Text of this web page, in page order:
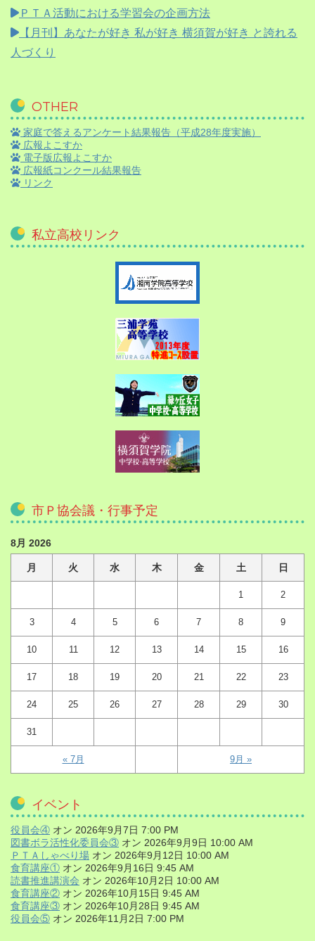
ＰＴＡ活動における学習会の企画方法
【月刊】 あなたが好き 私が好き 横須賀が好き と誇れる
人づくり
OTHER
家庭で答えるアンケート結果報告（平成28年度実施）
広報よこすか
電子版広報よこすか
広報紙コンクール結果報告
リンク
私立高校リンク
市Ｐ協会議・行事予定
8月 2026
月 火 水 木 金 土 日
1 2
3 4 5 6 7 8 9
10 11 12 13 14 15 16
17 18 19 20 21 22 23
24 25 26 27 28 29 30
31
« 7月 9月 »
イベント
役員会④ オン 2026年9月7日 7:00 PM
図書ボラ活性化委員会③ オン 2026年9月9日 10:00 AM
ＰＴＡしゃべり場 オン 2026年9月12日 10:00 AM
食育講座① オン 2026年9月16日 9:45 AM
読書推進講演会 オン 2026年10月2日 10:00 AM
食育講座② オン 2026年10月15日 9:45 AM
食育講座③ オン 2026年10月28日 9:45 AM
役員会⑤ オン 2026年11月2日 7:00 PM